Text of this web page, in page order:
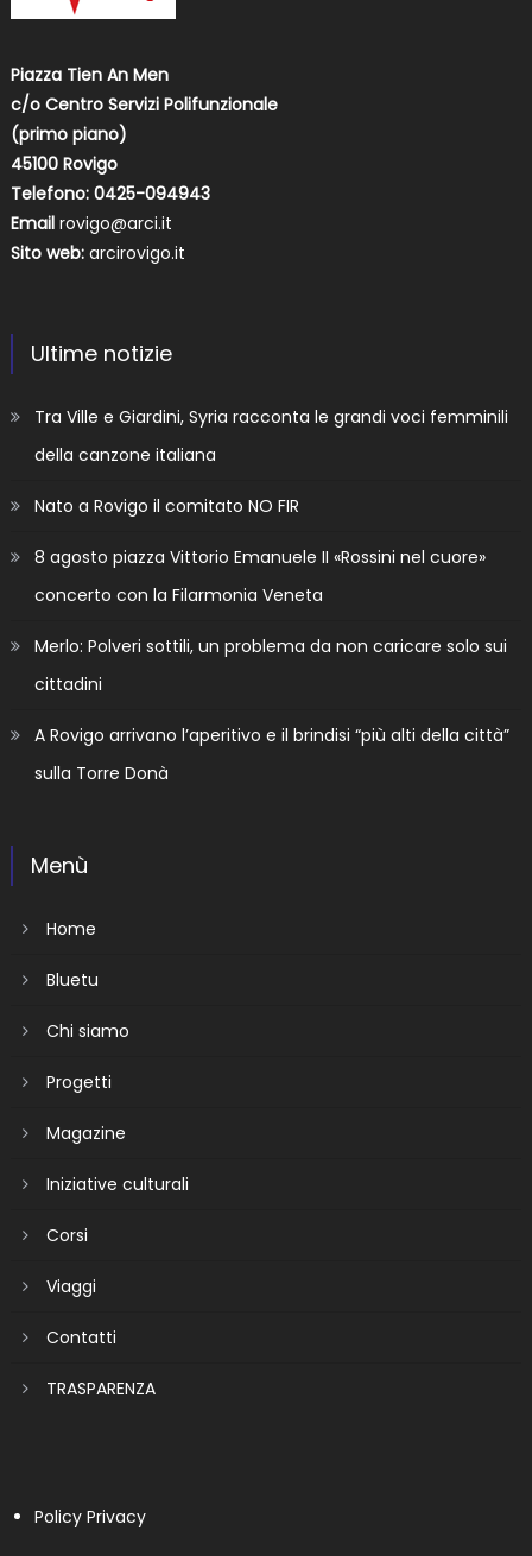
Piazza Tien An Men
c/o Centro Servizi Polifunzionale
(primo piano)
45100 Rovigo
Telefono: 0425-094943
Email rovigo@arci.it
Sito web: arcirovigo.it
Ultime notizie
Tra Ville e Giardini, Syria racconta le grandi voci femminili
della canzone italiana
Nato a Rovigo il comitato NO FIR
8 agosto piazza Vittorio Emanuele II «Rossini nel cuore»
concerto con la Filarmonia Veneta
Merlo: Polveri sottili, un problema da non caricare solo sui
cittadini
A Rovigo arrivano l’aperitivo e il brindisi “più alti della città”
sulla Torre Donà
Menù
Home
Bluetu
Chi siamo
Progetti
Magazine
Iniziative culturali
Corsi
Viaggi
Contatti
TRASPARENZA
Policy Privacy